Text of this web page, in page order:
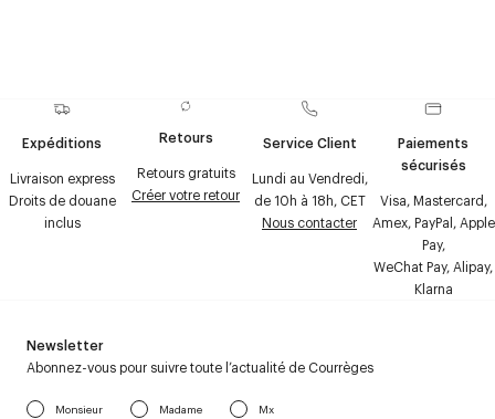
Expéditions
Livraison express
Droits de douane
inclus
Retours
Retours gratuits
Créer votre retour
Service Client
Lundi au Vendredi,
de 10h à 18h, CET
Nous contacter
Paiements
sécurisés
Visa, Mastercard,
Amex, PayPal, Apple
Pay,
WeChat Pay, Alipay,
Klarna
Newsletter
Abonnez-vous pour suivre toute l’actualité de Courrèges
Monsieur Madame Mx